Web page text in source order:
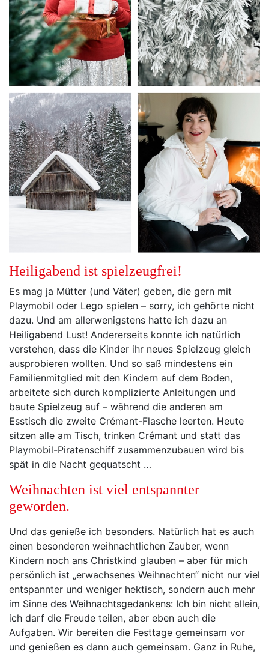
Heiligabend ist spielzeugfrei!
Es mag ja Mütter (und Väter) geben, die gern mit
Playmobil oder Lego spielen – sorry, ich gehörte nicht
dazu. Und am allerwenigstens hatte ich dazu an
Heiligabend Lust! Andererseits konnte ich natürlich
verstehen, dass die Kinder ihr neues Spielzeug gleich
ausprobieren wollten. Und so saß mindestens ein
Familienmitglied mit den Kindern auf dem Boden,
arbeitete sich durch komplizierte Anleitungen und
baute Spielzeug auf – während die anderen am
Esstisch die zweite Crémant-Flasche leerten. Heute
sitzen alle am Tisch, trinken Crémant und statt das
Playmobil-Piratenschiff zusammenzubauen wird bis
spät in die Nacht gequatscht …
Weihnachten ist viel entspannter
geworden.
Und das genieße ich besonders. Natürlich hat es auch
einen besonderen weihnachtlichen Zauber, wenn
Kindern noch ans Christkind glauben – aber für mich
persönlich ist „erwachsenes Weihnachten“ nicht nur viel
entspannter und weniger hektisch, sondern auch mehr
im Sinne des Weihnachtsgedankens: Ich bin nicht allein,
ich darf die Freude teilen, aber eben auch die
Aufgaben. Wir bereiten die Festtage gemeinsam vor
und genießen es dann auch gemeinsam. Ganz in Ruhe,